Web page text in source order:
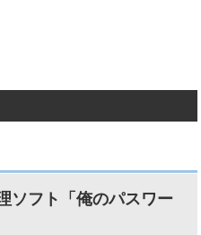
ソフト「俺のパスワー